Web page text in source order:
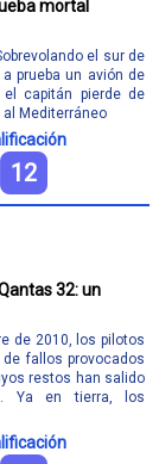
mortal
el sur de
prueba un avión de
el capitán pierde de
al Mediterráneo
12
32: un
de 2010, los pilotos
fallos provocados
restos han salido
Ya en tierra, los